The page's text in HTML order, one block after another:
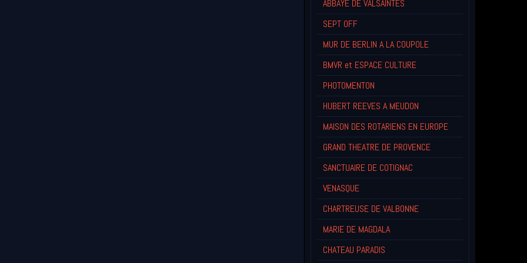
ABBAYE DE VALSAINTES
SEPT OFF
MUR DE BERLIN A LA COUPOLE
BMVR et ESPACE CULTURE
PHOTOMENTON
HUBERT REEVES A MEUDON
MAISON DES ROTARIENS EN EUROPE
GRAND THEATRE DE PROVENCE
SANCTUAIRE DE COTIGNAC
VENASQUE
CHARTREUSE DE VALBONNE
MARIE DE MAGDALA
CHATEAU PARADIS